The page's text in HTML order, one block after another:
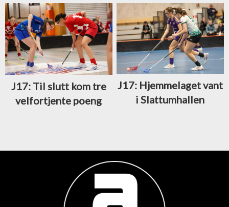
J17: Til slutt kom tre
velfortjente poeng
J17: Hjemmelaget vant
i Slattumhallen